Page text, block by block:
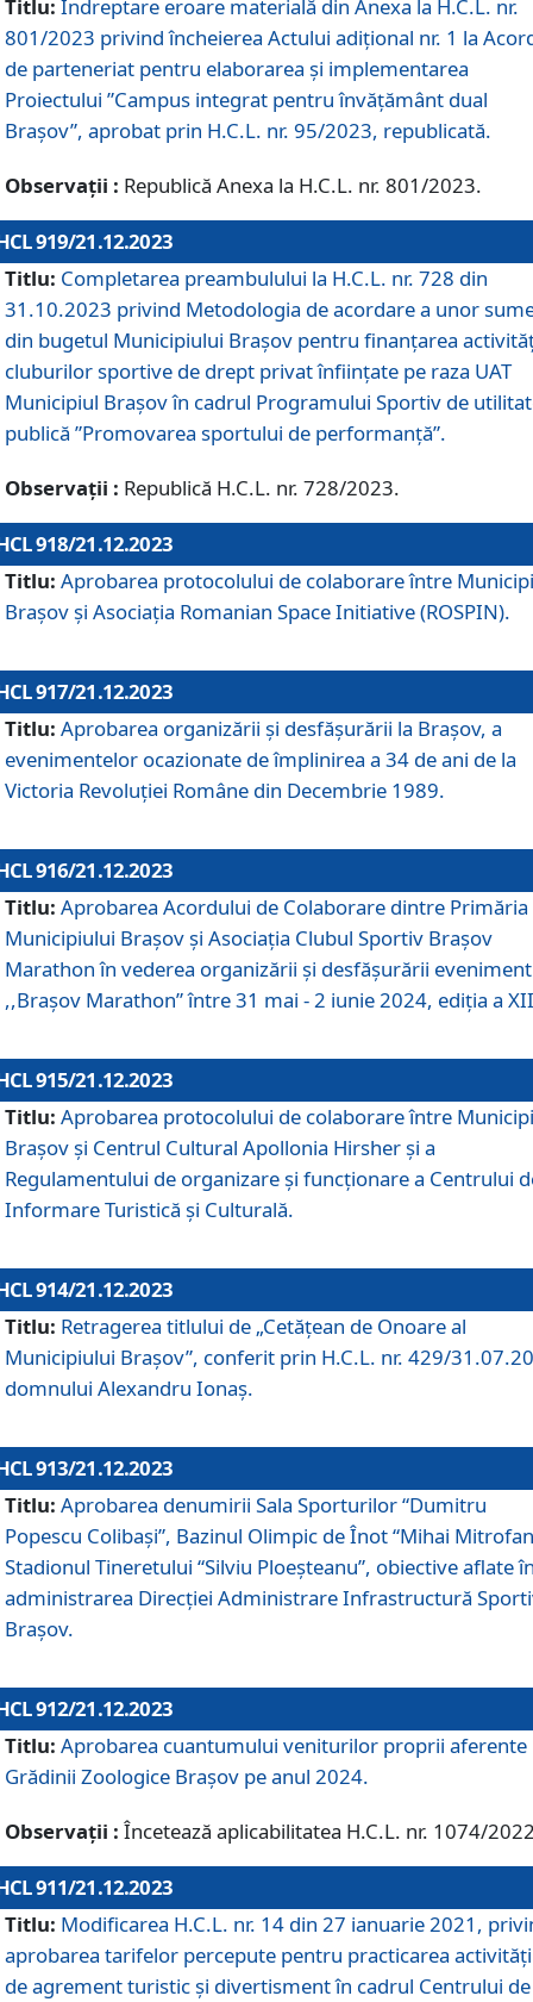
Titlu: Îndreptare eroare materială din Anexa la H.C.L. nr.
801/2023 privind încheierea Actului adițional nr. 1 la
de parteneriat pentru elaborarea și implementarea
Proiectului ”Campus integrat pentru învățământ dual
Brașov”, aprobat prin H.C.L. nr. 95/2023, republicată.
Observații : Republică Anexa la H.C.L. nr. 801/2023.
919/21.12.2023
Titlu: Completarea preambulului la H.C.L. nr. 728 din
31.10.2023 privind Metodologia de acordare a unor
din bugetul Municipiului Brașov pentru finanțarea
cluburilor sportive de drept privat înființate pe raza UAT
Municipiul Brașov în cadrul Programului Sportiv de
publică ”Promovarea sportului de performanță”.
Observații : Republică H.C.L. nr. 728/2023.
918/21.12.2023
Titlu: Aprobarea protocolului de colaborare între
Brașov și Asociația Romanian Space Initiative (ROSPIN).
917/21.12.2023
Titlu: Aprobarea organizării şi desfăşurării la Braşov, a
evenimentelor ocazionate de împlinirea a 34 de ani de la
Victoria Revoluţiei Române din Decembrie 1989.
916/21.12.2023
Titlu: Aprobarea Acordului de Colaborare dintre Primăria
Municipiului Brașov și Asociația Clubul Sportiv Brașov
Marathon în vederea organizării și desfășurării
,,Brașov Marathon” între 31 mai - 2 iunie 2024, ediția a
915/21.12.2023
Titlu: Aprobarea protocolului de colaborare între
Brașov și Centrul Cultural Apollonia Hirsher și a
Regulamentului de organizare și funcționare a Centrului
Informare Turistică și Culturală.
914/21.12.2023
Titlu: Retragerea titlului de „Cetățean de Onoare al
Municipiului Brașov”, conferit prin H.C.L. nr. 429/
domnului Alexandru Ionaș.
913/21.12.2023
Titlu: Aprobarea denumirii Sala Sporturilor “Dumitru
Popescu Colibași”, Bazinul Olimpic de Înot “Mihai
Stadionul Tineretului “Silviu Ploeșteanu”, obiective aflate
administrarea Direcției Administrare Infrastructură
Brașov.
912/21.12.2023
Titlu: Aprobarea cuantumului veniturilor proprii aferente
Grădinii Zoologice Braşov pe anul 2024.
Observații : Încetează aplicabilitatea H.C.L. nr. 1074/
911/21.12.2023
Titlu: Modificarea H.C.L. nr. 14 din 27 ianuarie 2021,
aprobarea tarifelor percepute pentru practicarea
de agrement turistic și divertisment în cadrul Centrului de